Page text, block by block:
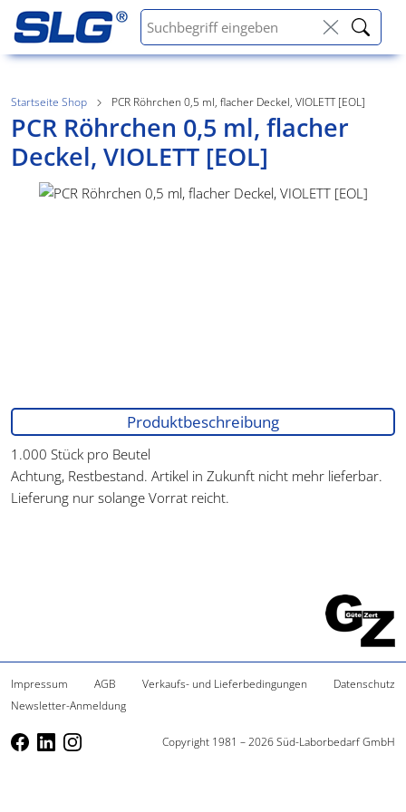
Startseite Shop PCR Röhrchen 0,5 ml, flacher Deckel, VIOLETT [EOL]
PCR Röhrchen 0,5 ml, flacher
Deckel, VIOLETT [EOL]
Produktbeschreibung
1.000 Stück pro Beutel
Achtung, Restbestand. Artikel in Zukunft nicht mehr lieferbar.
Lieferung nur solange Vorrat reicht.
Impressum AGB Verkaufs- und Lieferbedingungen
Datenschutz
Newsletter-Anmeldung
Copyright 1981 – 2026 Süd-Laborbedarf GmbH